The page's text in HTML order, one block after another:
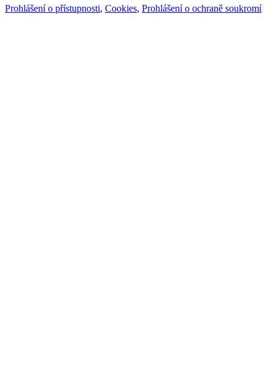
Prohlášení o přístupnosti, Cookies, Prohlášení o ochraně soukromí